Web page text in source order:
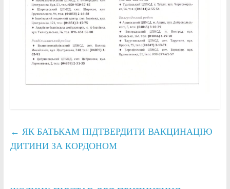
← ЯК БАТЬКАМ ПІДТВЕРДИТИ ВАКЦИНАЦІЮ
ДИТИНИ ЗА КОРДОНОМ